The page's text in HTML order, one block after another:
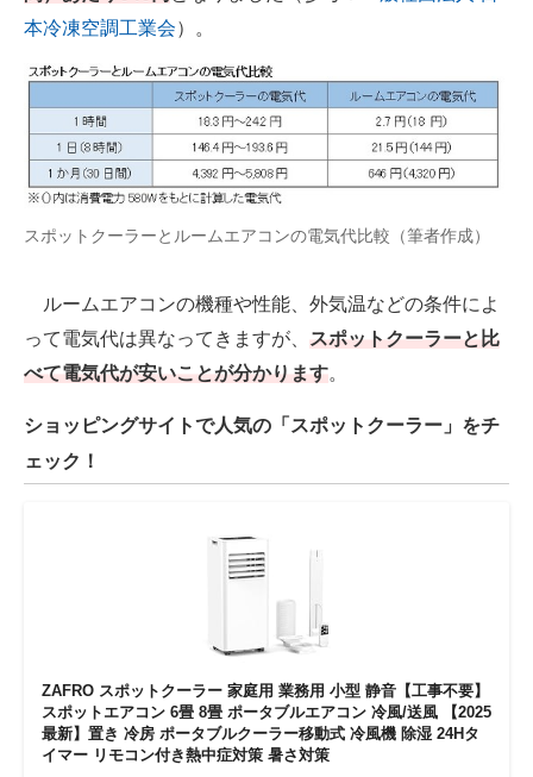
本冷凍空調工業会）。
スポットクーラーとルームエアコンの電気代比較（筆者作成）
ルームエアコンの機種や性能、外気温などの条件によ
って電気代は異なってきますが、 スポットクーラーと比
べて電気代が安いことが分かります。
ショッピングサイトで人気の「スポットクーラー」をチ
ェック！
ZAFRO スポットクーラー 家庭用 業務用 小型 静音【工事不要】
スポットエアコン 6畳 8畳 ポータブルエアコン 冷風/送風 【2025
最新】置き 冷房 ポータブルクーラー移動式 冷風機 除湿 24Hタ
イマー リモコン付き熱中症対策 暑さ対策